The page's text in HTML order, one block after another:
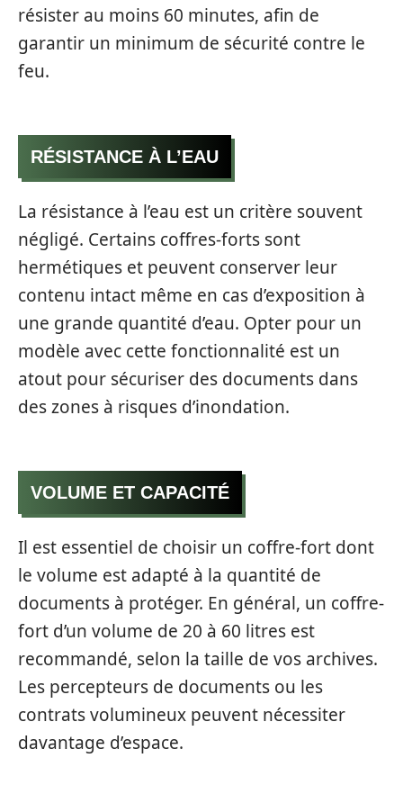
résister au moins 60 minutes, afin de
garantir un minimum de sécurité contre le
feu.
RÉSISTANCE À L’EAU
La résistance à l’eau est un critère souvent
négligé. Certains coffres-forts sont
hermétiques et peuvent conserver leur
contenu intact même en cas d’exposition à
une grande quantité d’eau. Opter pour un
modèle avec cette fonctionnalité est un
atout pour sécuriser des documents dans
des zones à risques d’inondation.
VOLUME ET CAPACITÉ
Il est essentiel de choisir un coffre-fort dont
le volume est adapté à la quantité de
documents à protéger. En général, un coffre-
fort d’un volume de 20 à 60 litres est
recommandé, selon la taille de vos archives.
Les percepteurs de documents ou les
contrats volumineux peuvent nécessiter
davantage d’espace.